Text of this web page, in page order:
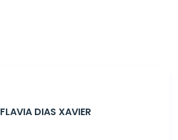
FLAVIA DIAS XAVIER